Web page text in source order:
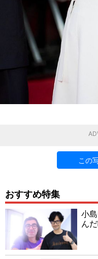
この
おすすめ特集
小
ん